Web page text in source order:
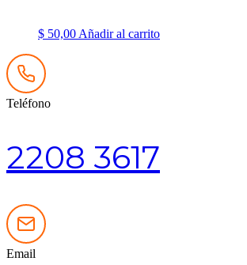
$ 50,00 Añadir al carrito
Teléfono
2208 3617
Email